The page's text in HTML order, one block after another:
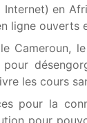
en
ligne ouverts
Cameroun,
les cours
pour la
pour